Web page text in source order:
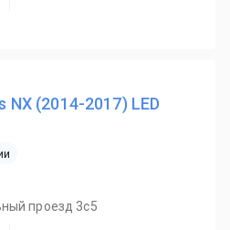
(2014-2017) LED
проезд 3с5